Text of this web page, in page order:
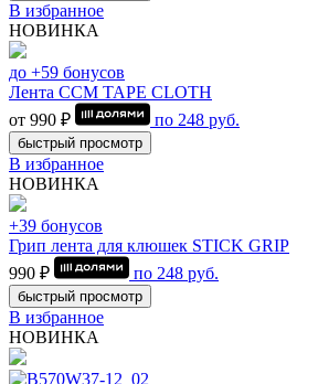
В избранное
НОВИНКА
до +59 бонусов
Лента CCM TAPE CLOTH
от 990 ₽
по 248 руб.
быстрый просмотр
В избранное
НОВИНКА
+39 бонусов
Грип лента для клюшек STICK GRIP
990 ₽
по 248 руб.
быстрый просмотр
В избранное
НОВИНКА